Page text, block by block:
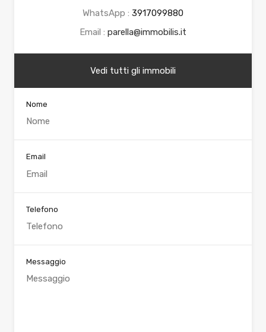
WhatsApp : 3917099880
Email : parella@immobilis.it
Vedi tutti gli immobili
Nome
Email
Telefono
Messaggio